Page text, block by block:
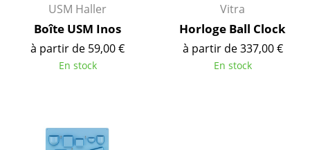
Pièces détachées
... voir tous les sièges
Tables d’appoint
USM Haller
Boîte USM Inos
à partir de 59,00 €
En stock
Vitra
Horloge Ball Clock
à partir de 337,00 €
En stock